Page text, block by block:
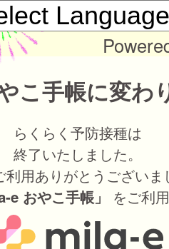
こ手帳に変わ
らくらく予防接種は
終了いたしました。
利用ありがとうございま
e おやこ手帳」 をご利